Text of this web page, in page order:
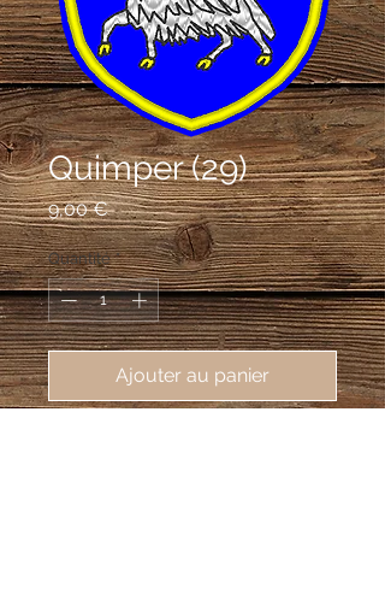
Quimper (29)
9,00 €Prix
Quantité *
Ajouter au panier